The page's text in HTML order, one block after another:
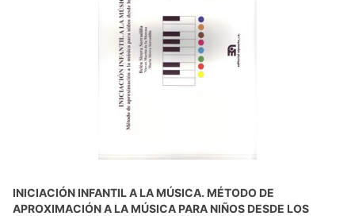
INICIACIÓN INFANTIL A LA MÚSICA. MÉTODO DE
APROXIMACIÓN A LA MÚSICA PARA NIÑOS DESDE LOS